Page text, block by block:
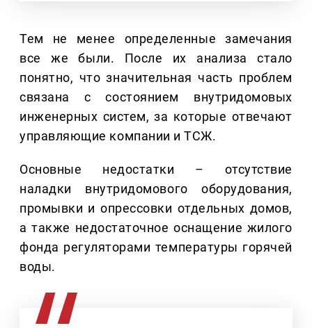
Тем не менее определенные замечания
все же были. После их анализа стало
понятно, что значительная часть проблем
связана с состоянием внутридомовых
инженерных систем, за которые отвечают
управляющие компании и ТСЖ.
Основные недостатки – отсутствие
наладки внутридомового оборудования,
промывки и опрессовки отдельных домов,
а также недостаточное оснащение жилого
фонда регуляторами температуры горячей
воды.